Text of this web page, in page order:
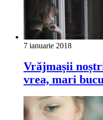
7 ianuarie 2018
Vrăjmașii
vrea, mari